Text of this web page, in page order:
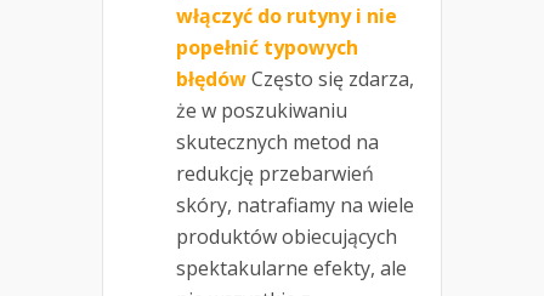
włączyć do rutyny i nie
popełnić typowych
błędówCzęsto się zdarza,
że w poszukiwaniu
skutecznych metod na
redukcję przebarwień
skóry, natrafiamy na wiele
produktów obiecujących
spektakularne efekty, ale